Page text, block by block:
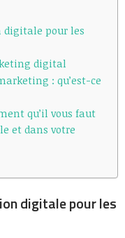
pour les
digital
: qu’est-ce
qu’il vous faut
et dans votre
digitale pour les